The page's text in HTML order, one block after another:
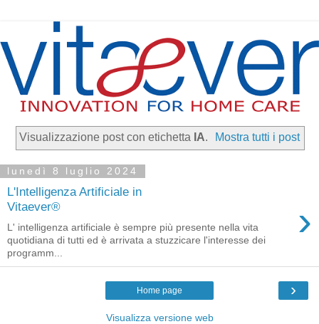
Visualizzazione post con etichetta IA. Mostra tutti i post
lunedì 8 luglio 2024
L'Intelligenza Artificiale in
Vitaever®
›
L' intelligenza artificiale è sempre più presente nella vita
quotidiana di tutti ed è arrivata a stuzzicare l'interesse dei
programm...
›
Home page
Visualizza versione web